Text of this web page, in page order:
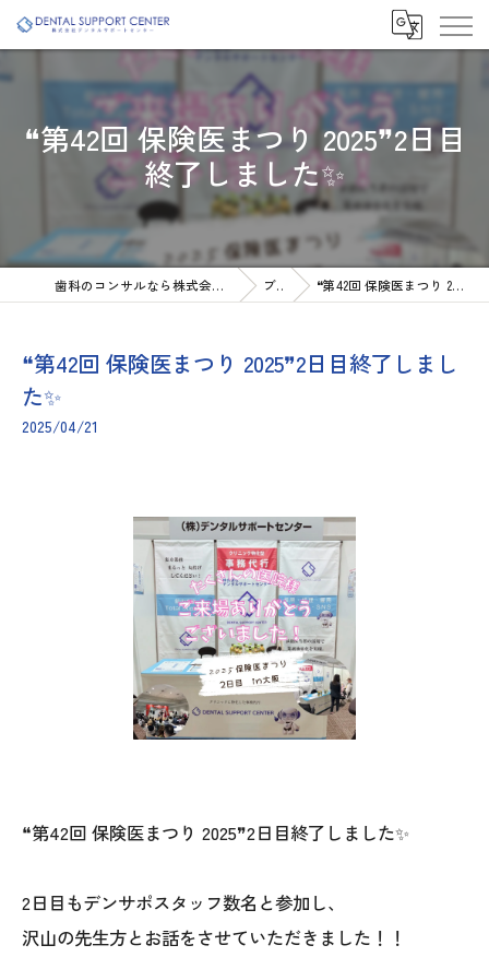
❝第42回 保険医まつり 2025❞2日目
終了しました✨
歯科のコンサルなら株式会社デンタルサポートセンター ブログ ❝第42回 保険医まつり 2025❞2日目終了しました✨
❝第42回 保険医まつり 2025❞2日目終了しまし
た✨
2025/04/21
❝第42回 保険医まつり 2025❞2日目終了しました✨
2日目もデンサポスタッフ数名と参加し、
沢山の先生方とお話をさせていただきました！！